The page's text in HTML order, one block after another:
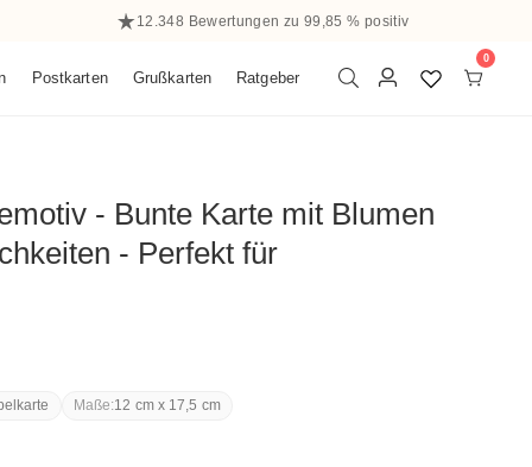
12.348 Bewertungen zu 99,85 % positiv
Postkarten Grußkarten Ratgeber
Einloggen
0
0
- Bunte Karte mit Blumen
- Perfekt für
Maße:12 cm x 17,5 cm